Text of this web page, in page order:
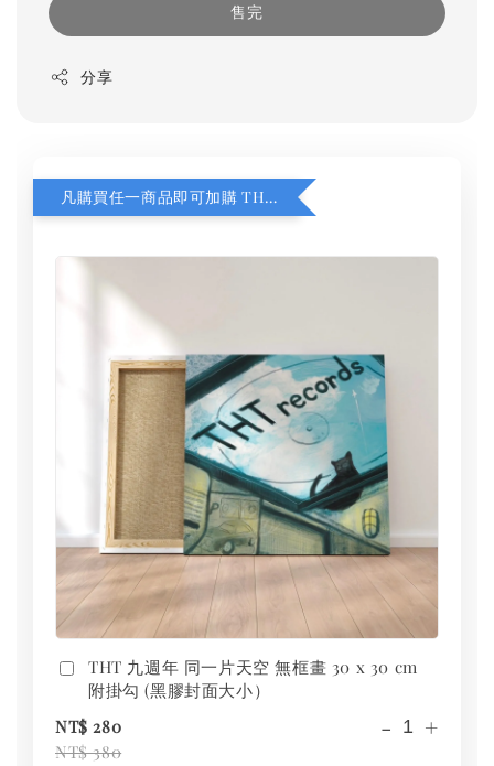
售完
分享
凡購買任一商品即可加購 THT 九週年 同一片天空 無框畫 30 x 30 cm 附掛勾 (黑膠封面大小）
THT 九週年 同一片天空 無框畫 30 x 30 cm
附掛勾 (黑膠封面大小）
NT$ 280
NT$ 380
- +